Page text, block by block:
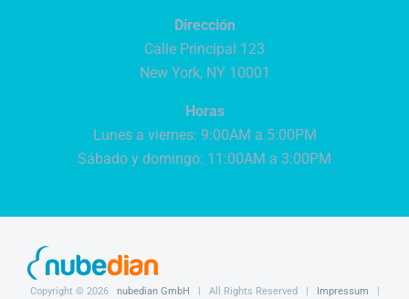
Dirección
Calle Principal 123
New York, NY 10001
Horas
Lunes a viernes: 9:00AM a 5:00PM
Sábado y domingo: 11:00AM a 3:00PM
Copyright © 2026 nubedian GmbH | All Rights Reserved | Impressum |